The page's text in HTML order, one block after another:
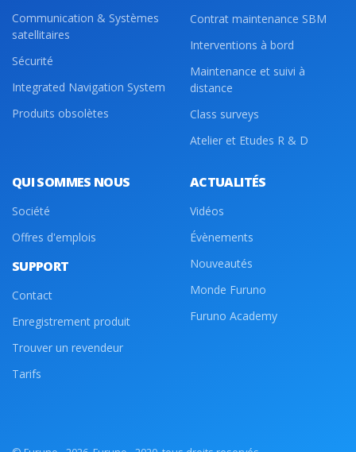
Communication & Systèmes
satellitaires
Sécurité
Integrated Navigation System
Produits obsolètes
Contrat maintenance SBM
Interventions à bord
Maintenance et suivi à
distance
Class surveys
Atelier et Etudes R & D
QUI SOMMES NOUS
Société
Offres d'emplois
SUPPORT
Contact
Enregistrement produit
Trouver un revendeur
Tarifs
ACTUALITÉS
Vidéos
Évènements
Nouveautés
Monde Furuno
Furuno Academy